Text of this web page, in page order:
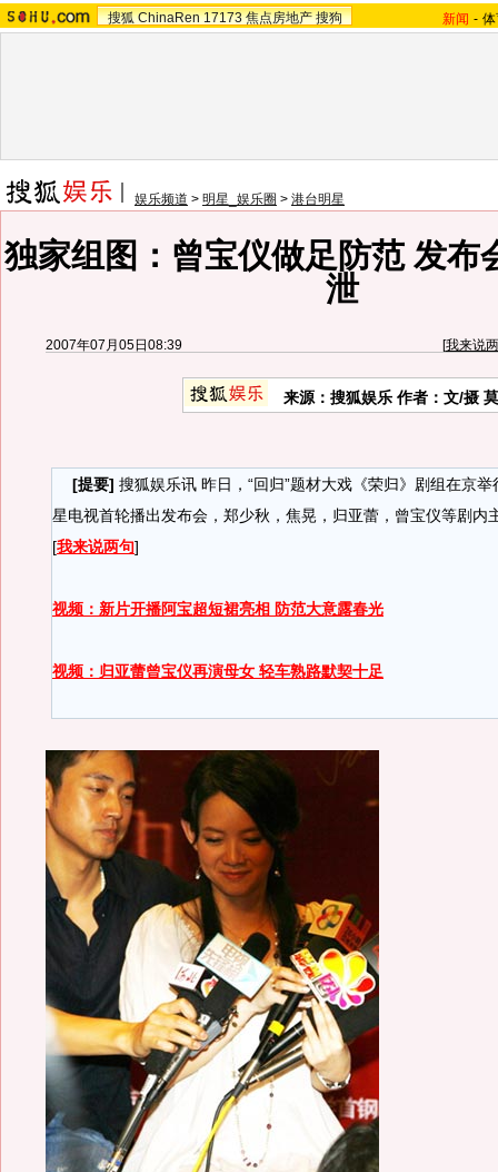
搜狐 ChinaRen 17173 焦点房地产 搜狗 新闻 -
娱乐频道 > 明星_娱乐圈 > 港台明星
独家组图：曾宝仪做足防范 发布
泄
2007年07月05日08:39 [我来说
来源：搜狐娱乐 作者：文/摄
[提要] 搜狐娱乐讯 昨日，“回归”题材大戏《荣归》剧组在京
星电视首轮播出发布会，郑少秋，焦晃，归亚蕾，曾宝仪等剧
[我来说两句]
视频：新片开播阿宝超短裙亮相 防范大意露春光
视频：归亚蕾曾宝仪再演母女 轻车熟路默契十足